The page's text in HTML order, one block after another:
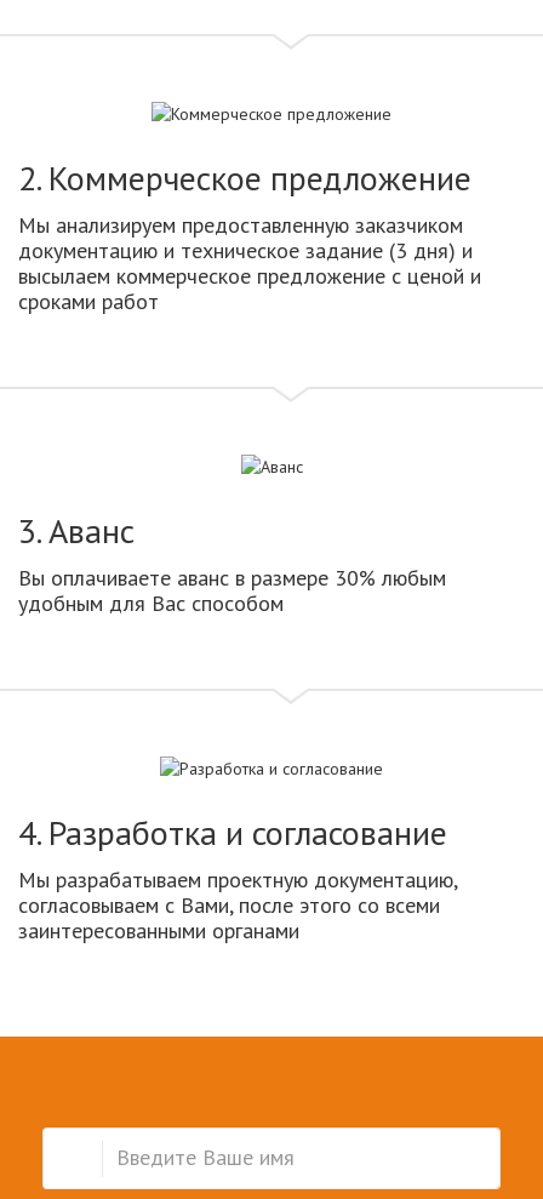
2. Коммерческое предложение
Мы анализируем предоставленную заказчиком
документацию и техническое задание (3 дня) и
высылаем коммерческое предложение с ценой и
сроками работ
3. Аванс
Вы оплачиваете аванс в размере 30% любым
удобным для Вас способом
4. Разработка и согласование
Мы разрабатываем проектную документацию,
согласовываем с Вами, после этого со всеми
заинтересованными органами